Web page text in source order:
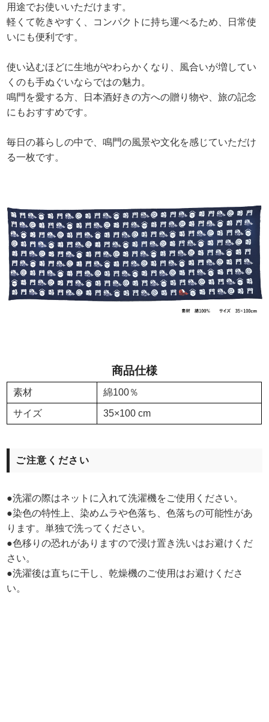
用途でお使いいただけます。
軽くて乾きやすく、コンパクトに持ち運べるため、日常使
いにも便利です。
使い込むほどに生地がやわらかくなり、風合いが増してい
くのも手ぬぐいならではの魅力。
鳴門を愛する方、日本酒好きの方への贈り物や、旅の記念
にもおすすめです。
毎日の暮らしの中で、鳴門の風景や文化を感じていただけ
る一枚です。
商品仕様
素材 綿100％
サイズ 35×100 cm
ご注意ください
●洗濯の際はネットに入れて洗濯機をご使用ください。
●染色の特性上、染めムラや色落ち、色落ちの可能性があ
ります。単独で洗ってください。
●色移りの恐れがありますので浸け置き洗いはお避けくだ
さい。
●洗濯後は直ちに干し、乾燥機のご使用はお避けくださ
い。